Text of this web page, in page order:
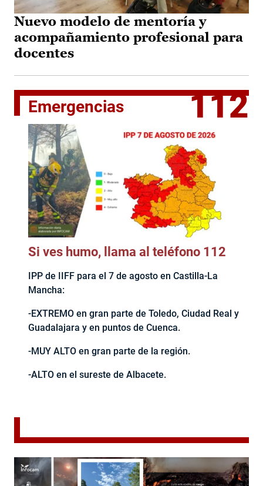
Nuevo modelo de mentoría y
acompañamiento profesional para
docentes
Emergencias 112
Si ves humo, llama al teléfono 112
IPP de IIFF para el 7 de agosto en Castilla-La
Mancha:
-EXTREMO en gran parte de Toledo, Ciudad Real y
Guadalajara y en puntos de Cuenca.
-MUY ALTO en gran parte de la región.
-ALTO en el sureste de Albacete.